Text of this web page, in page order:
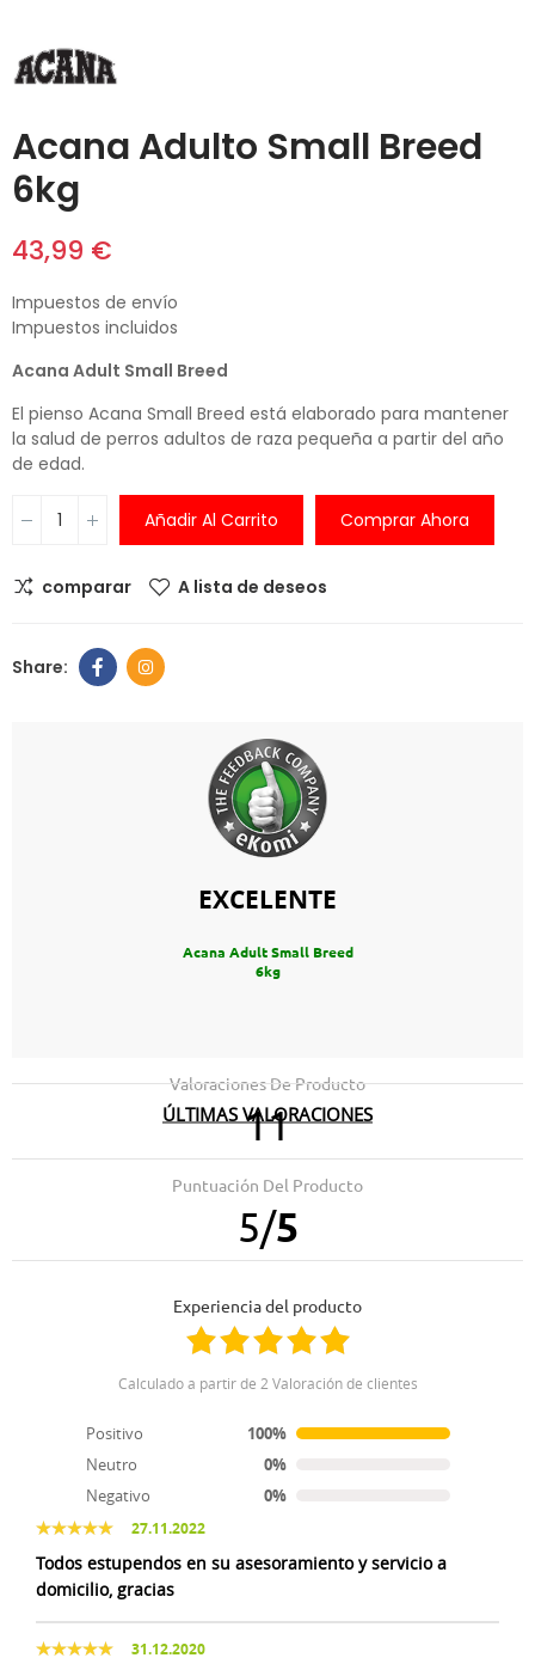
Acana Adulto Small Breed
6kg
43,99 €
Impuestos de envío
Impuestos incluidos
Acana Adult Small Breed
El pienso Acana Small Breed está elaborado para mantener
la salud de perros adultos de raza pequeña a partir del año
de edad.
Añadir Al Carrito Comprar Ahora
comparar A lista de deseos
EXCELENTE
Acana Adult Small Breed
6kg
Valoraciones De Producto
11
Puntuación Del Producto
5/5
Experiencia del producto
Calculado a partir de 2 Valoración de clientes
Positivo
100%
Neutro
0%
Negativo
0%
ÚLTIMAS VALORACIONES
Precio correcto,buena calidad y le gusta bastante
30.07.2024
Muy buen pienso
05.03.2023
el mejor pienso.
28.11.2022
excelente trato con los clientes.
27.11.2022
Todos estupendos en su asesoramiento y servicio a
domicilio, gracias
31.12.2020